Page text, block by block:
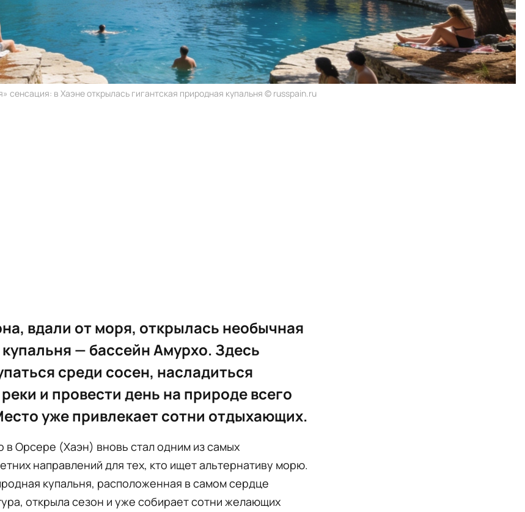
сенсация: в Хаэне открылась гигантская природная купальня © russpain.ru
вдали от моря, открылась необычная
— бассейн Амурхо. Здесь
среди сосен, насладиться
и провести день на природе всего
уже привлекает сотни отдыхающих.
в Орсере (Хаэн) вновь стал одним из самых
направлений для тех, кто ищет альтернативу морю.
купальня, расположенная в самом сердце
открыла сезон и уже собирает сотни желающих